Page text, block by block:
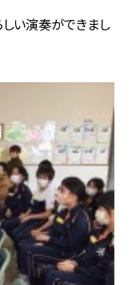
い演奏ができまし